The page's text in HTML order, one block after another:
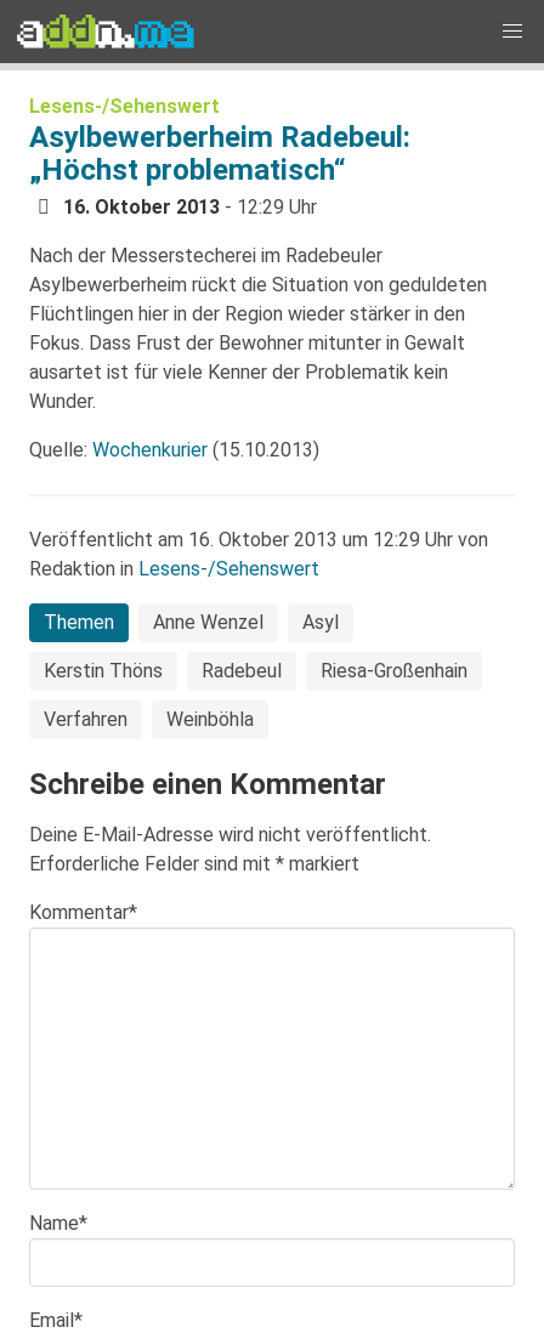
Lesens-/Sehenswert
Asylbewerberheim Radebeul:
„Höchst problematisch“
16. Oktober 2013 - 12:29 Uhr
Nach der Messerstecherei im Radebeuler
Asylbewerberheim rückt die Situation von geduldeten
Flüchtlingen hier in der Region wieder stärker in den
Fokus. Dass Frust der Bewohner mitunter in Gewalt
ausartet ist für viele Kenner der Problematik kein
Wunder.
Quelle: Wochenkurier (15.10.2013)
Veröffentlicht am 16. Oktober 2013 um 12:29 Uhr von
Redaktion in Lesens-/Sehenswert
Themen Anne Wenzel Asyl
Kerstin Thöns Radebeul Riesa-Großenhain
Verfahren Weinböhla
Schreibe einen Kommentar
Deine E-Mail-Adresse wird nicht veröffentlicht.
Erforderliche Felder sind mit * markiert
Kommentar*
Name*
Email*